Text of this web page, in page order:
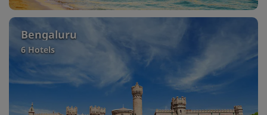
Bengaluru
6 Hotels